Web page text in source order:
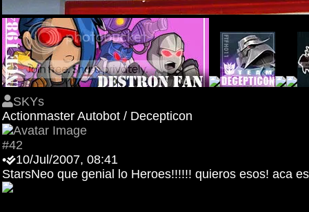
SKYs
Actionmaster Autobot / Decepticon
#42
•
10/Jul/2007, 08:41
StarsNeo que genial lo Heroes!!!!!! quieros esos! aca